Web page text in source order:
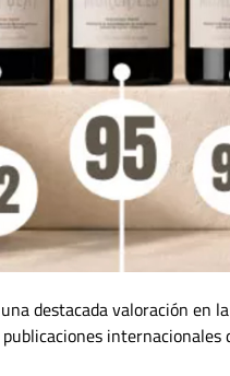
destacada valoración en
internacionales